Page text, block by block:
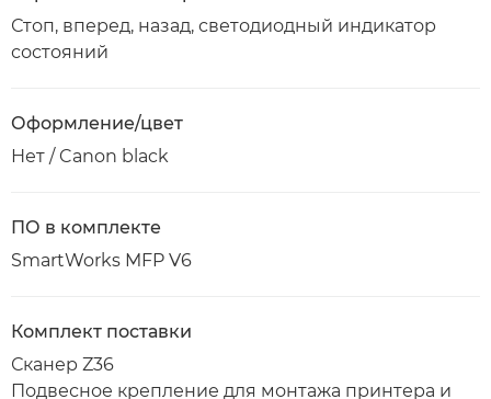
Стоп, вперед, назад, светодиодный индикатор
состояний
Оформление/цвет
Нет / Canon black
ПО в комплекте
SmartWorks MFP V6
Комплект поставки
Сканер Z36
Подвесное крепление для монтажа принтера и